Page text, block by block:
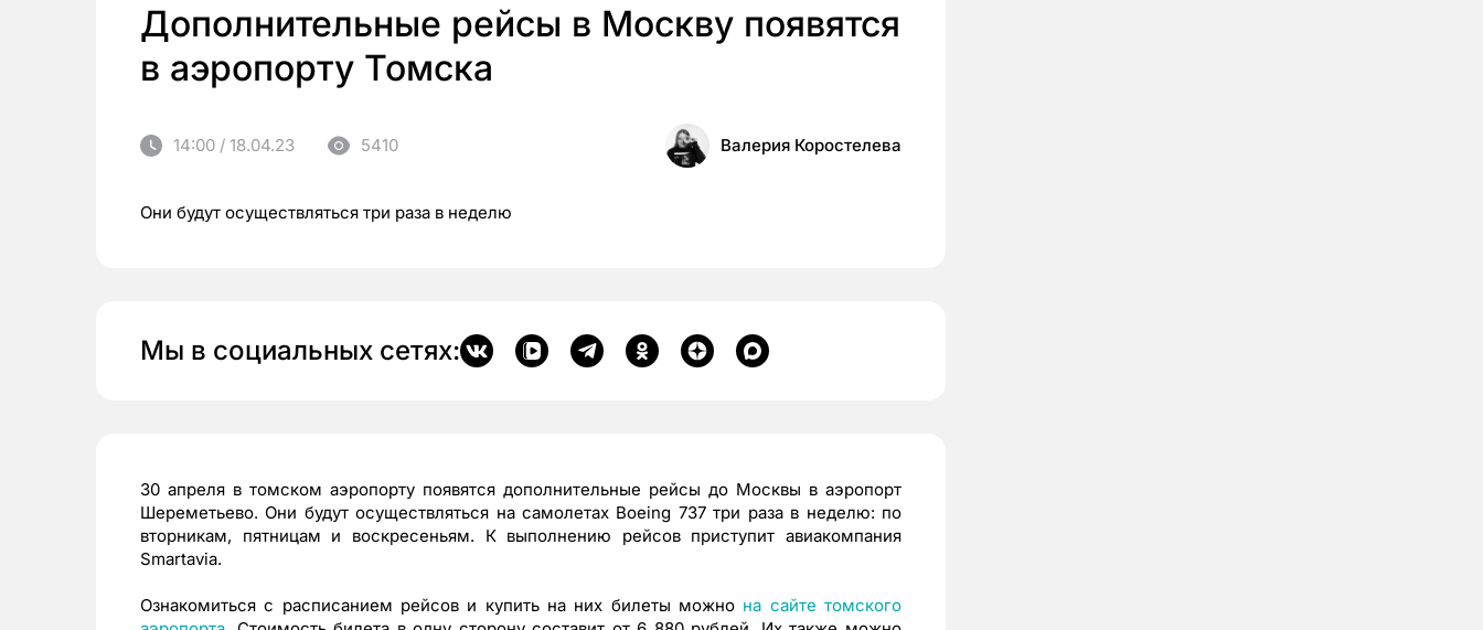
Дополнительные рейсы в Москву появятся
в аэропорту Томска
14:00 / 18.04.23 5410 Валерия Коростелева
Они будут осуществляться три раза в неделю
Мы в социальных сетях:
30 апреля в томском аэропорту появятся дополнительные рейсы до Москвы в аэропорт
Шереметьево. Они будут осуществляться на самолетах Boeing 737 три раза в неделю: по
вторникам, пятницам и воскресеньям. К выполнению рейсов приступит авиакомпания
Smartavia.
Ознакомиться с расписанием рейсов и купить на них билеты можно на сайте томского